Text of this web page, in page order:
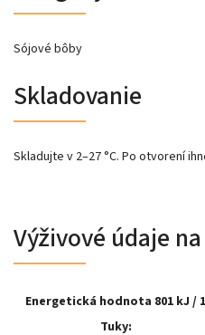
Sójové bôby
Skladovanie
Skladujte v 2–27 °C. Po otvorení
Výživové údaje
Energetická hodnota 801 kJ /
Tuky: